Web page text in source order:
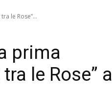
le Rose”...
prima
le Rose” a